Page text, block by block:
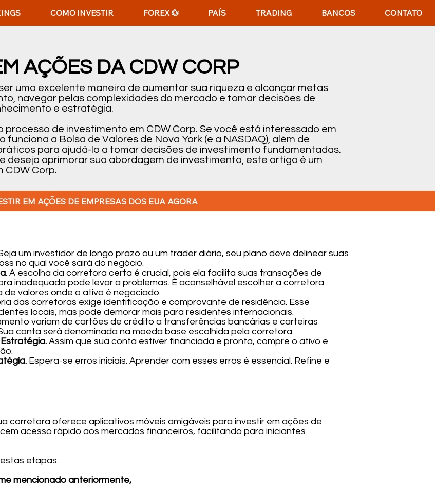
COMO INVESTIR FOREX 💱 PAÍS TRADING BANCOS CONTATO
AÇÕES DA CDW CORP
uma excelente maneira de aumentar sua riqueza e alcançar metas
navegar pelas complexidades do mercado e tomar decisões de
e estratégia.
de investimento em CDW Corp. Se você está interessado em
funciona a Bolsa de Valores de Nova York (e a NASDAQ), além de
para ajudá-lo a tomar decisões de investimento fundamentadas.
deseja aprimorar sua abordagem de investimento, este artigo é um
CDW Corp.
um investidor de longo prazo ou um trader diário, seu plano deve delinear suas
no qual você sairá do negócio.
A escolha da corretora certa é crucial, pois ela facilita suas transações de
inadequada pode levar a problemas. É aconselhável escolher a corretora
valores onde o ativo é negociado.
das corretoras exige identificação e comprovante de residência. Esse
locais, mas pode demorar mais para residentes internacionais.
variam de cartões de crédito a transferências bancárias e carteiras
conta será denominada na moeda base escolhida pela corretora.
Assim que sua conta estiver financiada e pronta, compre o ativo e
Espera-se erros iniciais. Aprender com esses erros é essencial. Refine e
corretora oferece aplicativos móveis amigáveis para investir em ações de
acesso rápido aos mercados financeiros, facilitando para iniciantes
etapas:
mencionado anteriormente,
EM AÇÕES DE EMPRESAS DOS EUA AGORA